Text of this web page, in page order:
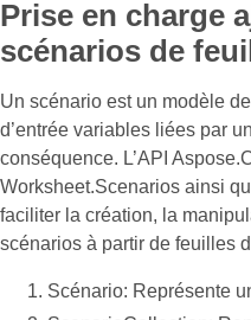
Prise en charge
scénarios de
Un scénario est un modèle
d’entrée variables liées par
conséquence. L’API
Worksheet.Scenarios ainsi
faciliter la création, la
scénarios à partir de feuilles
Scénario: Représente